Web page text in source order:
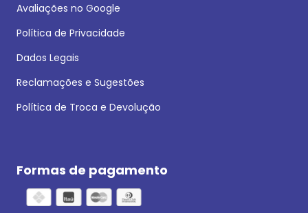
Avaliações no Google
Política de Privacidade
Dados Legais
Reclamações e Sugestões
Política de Troca e Devolução
Formas de pagamento